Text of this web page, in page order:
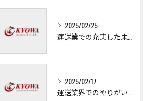
2025/02/25
2025/02/17